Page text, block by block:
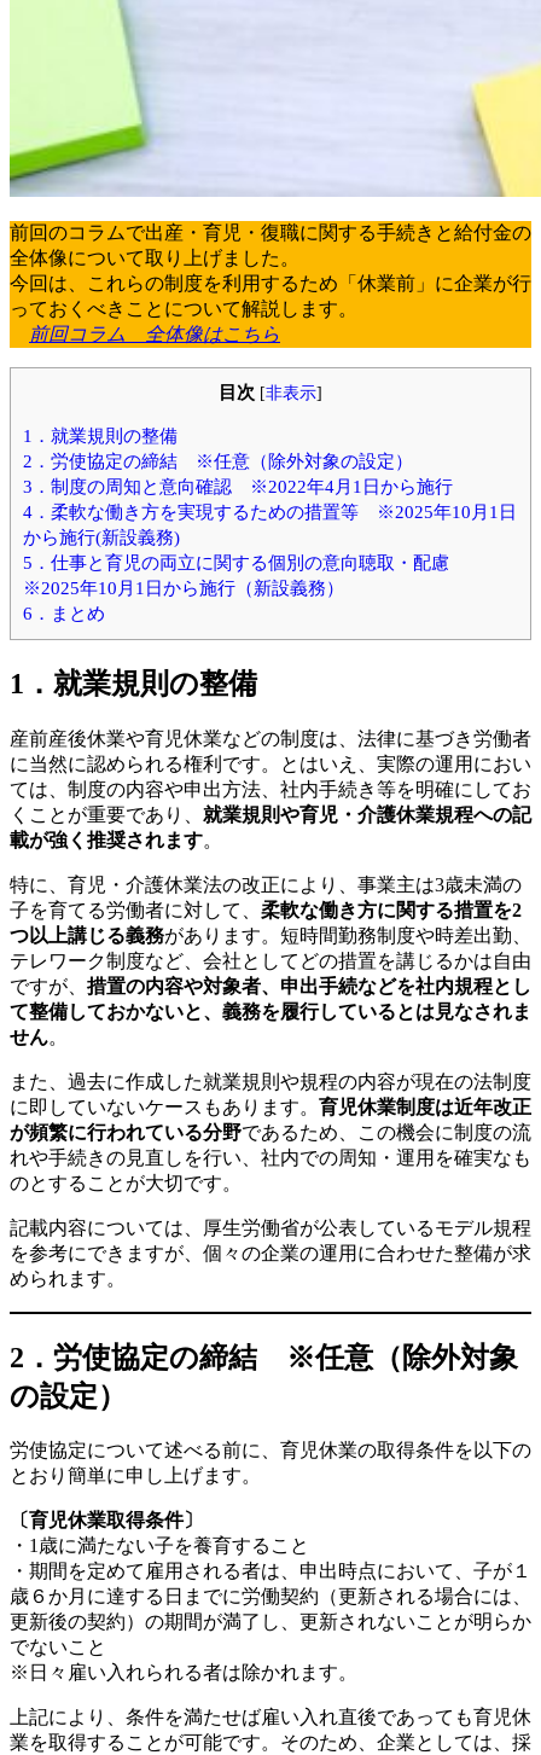
前回のコラムで出産・育児・復職に関する手続きと給付金の
全体像について取り上げました。
今回は、これらの制度を利用するため「休業前」に企業が行
っておくべきことについて解説します。
前回コラム 全体像はこちら
目次 [非表示]
1．就業規則の整備
2．労使協定の締結 ※任意（除外対象の設定）
3．制度の周知と意向確認 ※2022年4月1日から施行
4．柔軟な働き方を実現するための措置等 ※2025年10月1日
から施行(新設義務)
5．仕事と育児の両立に関する個別の意向聴取・配慮
※2025年10月1日から施行（新設義務）
6．まとめ
1． 就業規則の整備
産前産後休業や育児休業などの制度は、法律に基づき労働者
に当然に認められる権利です。とはいえ、実際の運用におい
ては、制度の内容や申出方法、社内手続き等を明確にしてお
くことが重要であり、 就業規則や育児・介護休業規程への記
載が強く推奨されます。
特に、育児・介護休業法の改正により、事業主は3歳未満の
子を育てる労働者に対して、 柔軟な働き方に関する措置を2
つ以上講じる義務があります。短時間勤務制度や時差出勤、
テレワーク制度など、会社としてどの措置を講じるかは自由
ですが、 措置の内容や対象者、申出手続などを社内規程とし
て整備しておかないと、義務を履行しているとは見なされま
せん。
また、過去に作成した就業規則や規程の内容が現在の法制度
に即していないケースもあります。 育児休業制度は近年改正
が頻繁に行われている分野であるため、この機会に制度の流
れや手続きの見直しを行い、社内での周知・運用を確実なも
のとすることが大切です。
記載内容については、厚生労働省が公表しているモデル規程
を参考にできますが、個々の企業の運用に合わせた整備が求
められます。
2． 労使協定の締結 ※任意（除外対象
の設定）
労使協定について述べる前に、育児休業の取得条件を以下の
とおり簡単に申し上げます。
〔育児休業取得条件〕
・1歳に満たない子を養育すること
・期間を定めて雇用される者は、申出時点において、子が１
歳６か月に達する日までに労働契約（更新される場合には、
更新後の契約）の期間が満了し、更新されないことが明らか
でないこと
※日々雇い入れられる者は除かれます。
上記により、条件を満たせば雇い入れ直後であっても育児休
業を取得することが可能です。そのため、企業としては、採